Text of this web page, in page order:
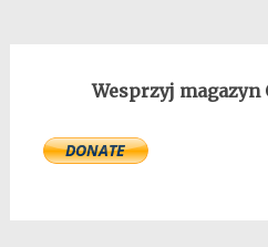
Wesprzyj magazyn